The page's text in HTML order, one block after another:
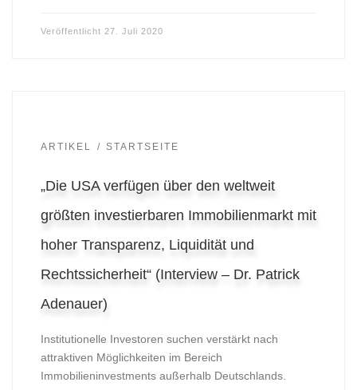
Veröffentlicht 27. Juli 2020
ARTIKEL STARTSEITE
„Die USA verfügen über den weltweit
größten investierbaren Immobilienmarkt mit
hoher Transparenz, Liquidität und
Rechtssicherheit“ (Interview – Dr. Patrick
Adenauer)
Institutionelle Investoren suchen verstärkt nach
attraktiven Möglichkeiten im Bereich
Immobilieninvestments außerhalb Deutschlands.